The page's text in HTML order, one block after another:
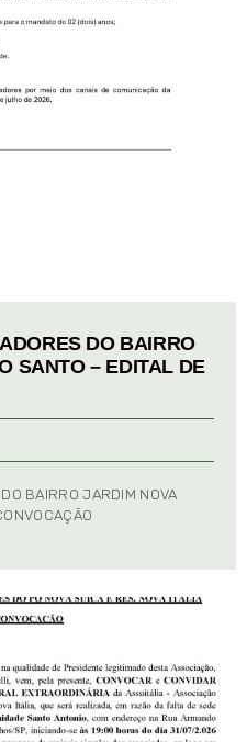
DO BAIRRO
SANTO – EDITAL DE
BAIRRO JARDIM NOVA